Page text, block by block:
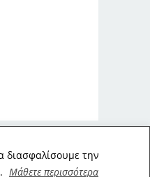
διασφαλίσουμε την
Μάθετε περισσότερα